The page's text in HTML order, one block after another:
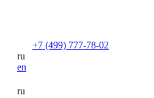
+7 (499) 777-78-02
ru
en
ru